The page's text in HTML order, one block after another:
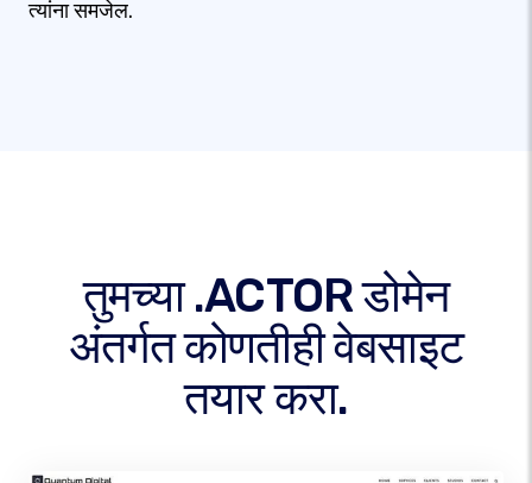
त्यांना समजेल.
तुमच्या .ACTOR डोमेन
अंतर्गत कोणतीही वेबसाइट
तयार करा.